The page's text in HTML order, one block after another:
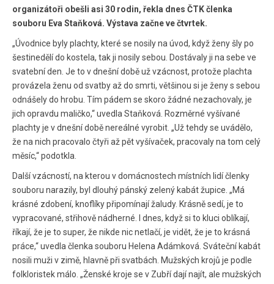
organizátoři obešli asi 30 rodin, řekla dnes ČTK členka
souboru Eva Staňková. Výstava začne ve čtvrtek.
„Úvodnice byly plachty, které se nosily na úvod, když ženy šly po
šestinedělí do kostela, tak ji nosily sebou. Dostávaly ji na sebe ve
svatební den. Je to v dnešní době už vzácnost, protože plachta
provázela ženu od svatby až do smrti, většinou si je ženy s sebou
odnášely do hrobu. Tím pádem se skoro žádné nezachovaly, je
jich opravdu maličko,“ uvedla Staňková. Rozměrné vyšívané
plachty je v dnešní době nereálné vyrobit. „Už tehdy se uvádělo,
že na nich pracovalo čtyři až pět vyšívaček, pracovaly na tom celý
měsíc,“ podotkla.
Další vzácností, na kterou v domácnostech místních lidí členky
souboru narazily, byl dlouhý pánský zelený kabát župice. „Má
krásné zdobení, knoflíky připomínají žaludy. Krásně sedí, je to
vypracované, střihově nádherné. I dnes, když si to kluci oblíkají,
říkají, že je to super, že nikde nic netlačí, je vidět, že je to krásná
práce,“ uvedla členka souboru Helena Adámková. Sváteční kabát
nosili muži v zimě, hlavně při svatbách. Mužských krojů je podle
folkloristek málo. „Ženské kroje se v Zubří dají najít, ale mužských